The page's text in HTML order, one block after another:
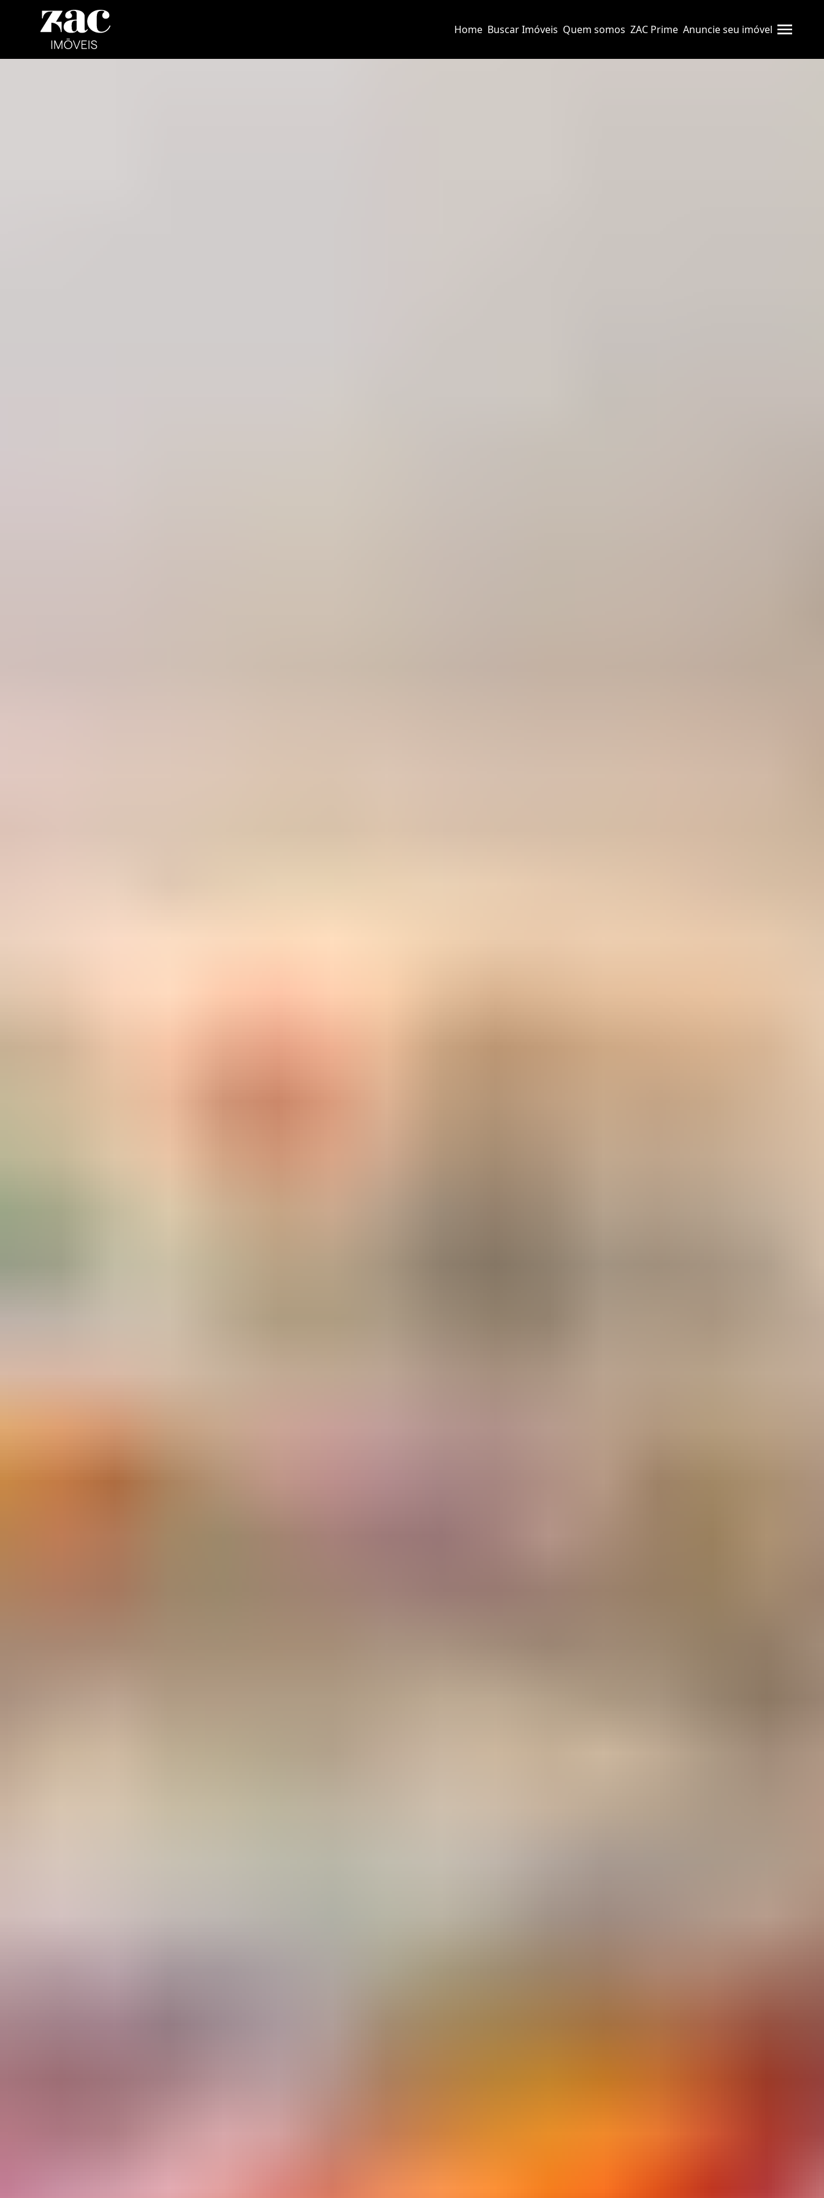
Home Buscar Imóveis Quem somos ZAC Prime Anuncie seu imóvel